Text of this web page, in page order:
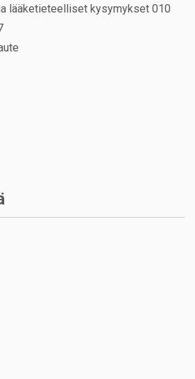
lääketieteelliset kysymykset 010